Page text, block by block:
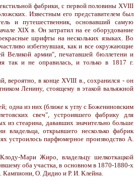
фабрики, с первой половины XVIII
Известным его представителем был
и путешественник, основавший самую
XIX в. Он затратил на ее оборудование
шрифты на нескольких языках. Во
избегнувшая, как и все окружающие
Великой армии", печатавшей бюллетени и
так и не оправилась, и только в 1817 г.
вероятно, в конце XVIII в., сохранился - он
Ленину, стоящему в этакой вальяжной
одна из них (ближе к углу с Божениновским
свеч", устроившего фабрику для
из стеарина, дававших значительно больше
открывшего несколько фабрик
устроилось парфюмерное производство А.
Мари Жиро, владельцу шелкоткацкой
оба участка, в основном в 1870-1880-х
Кампиони, О. Дидио и Р. И. Клейна.